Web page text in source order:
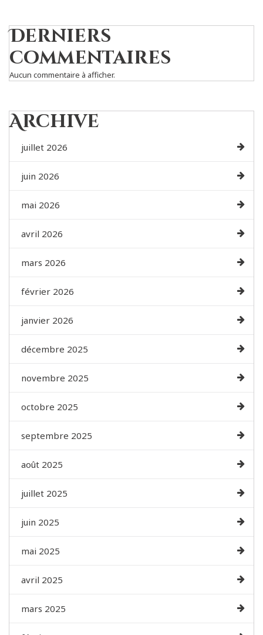
Derniers
commentaires
Aucun commentaire à afficher.
Archive
juillet 2026
juin 2026
mai 2026
avril 2026
mars 2026
février 2026
janvier 2026
décembre 2025
novembre 2025
octobre 2025
septembre 2025
août 2025
juillet 2025
juin 2025
mai 2025
avril 2025
mars 2025